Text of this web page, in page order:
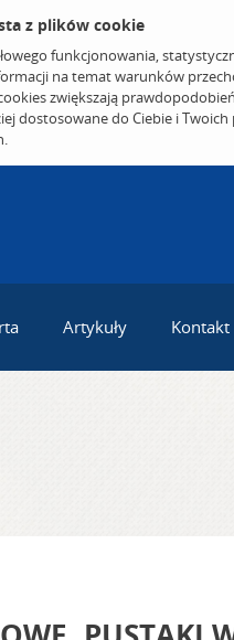
z plików cookie
funkcjonowania,
na temat warunków
zwiększają
dostosowane do Ciebie i
Artykuły Kontakt